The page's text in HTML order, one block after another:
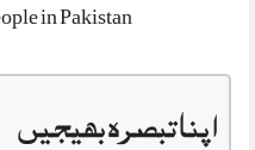
in Pakistan:…
اپنا تبصرہ بھیجیں